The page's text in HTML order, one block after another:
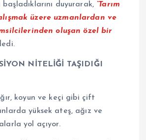
duyurarak, “Tarım
üzere uzmanlardan ve
oluşan özel bir
NİTELİĞİ TAŞIDIĞI
koyun ve keçi gibi çift
yüksek ateş, ağız ve
yol açıyor.